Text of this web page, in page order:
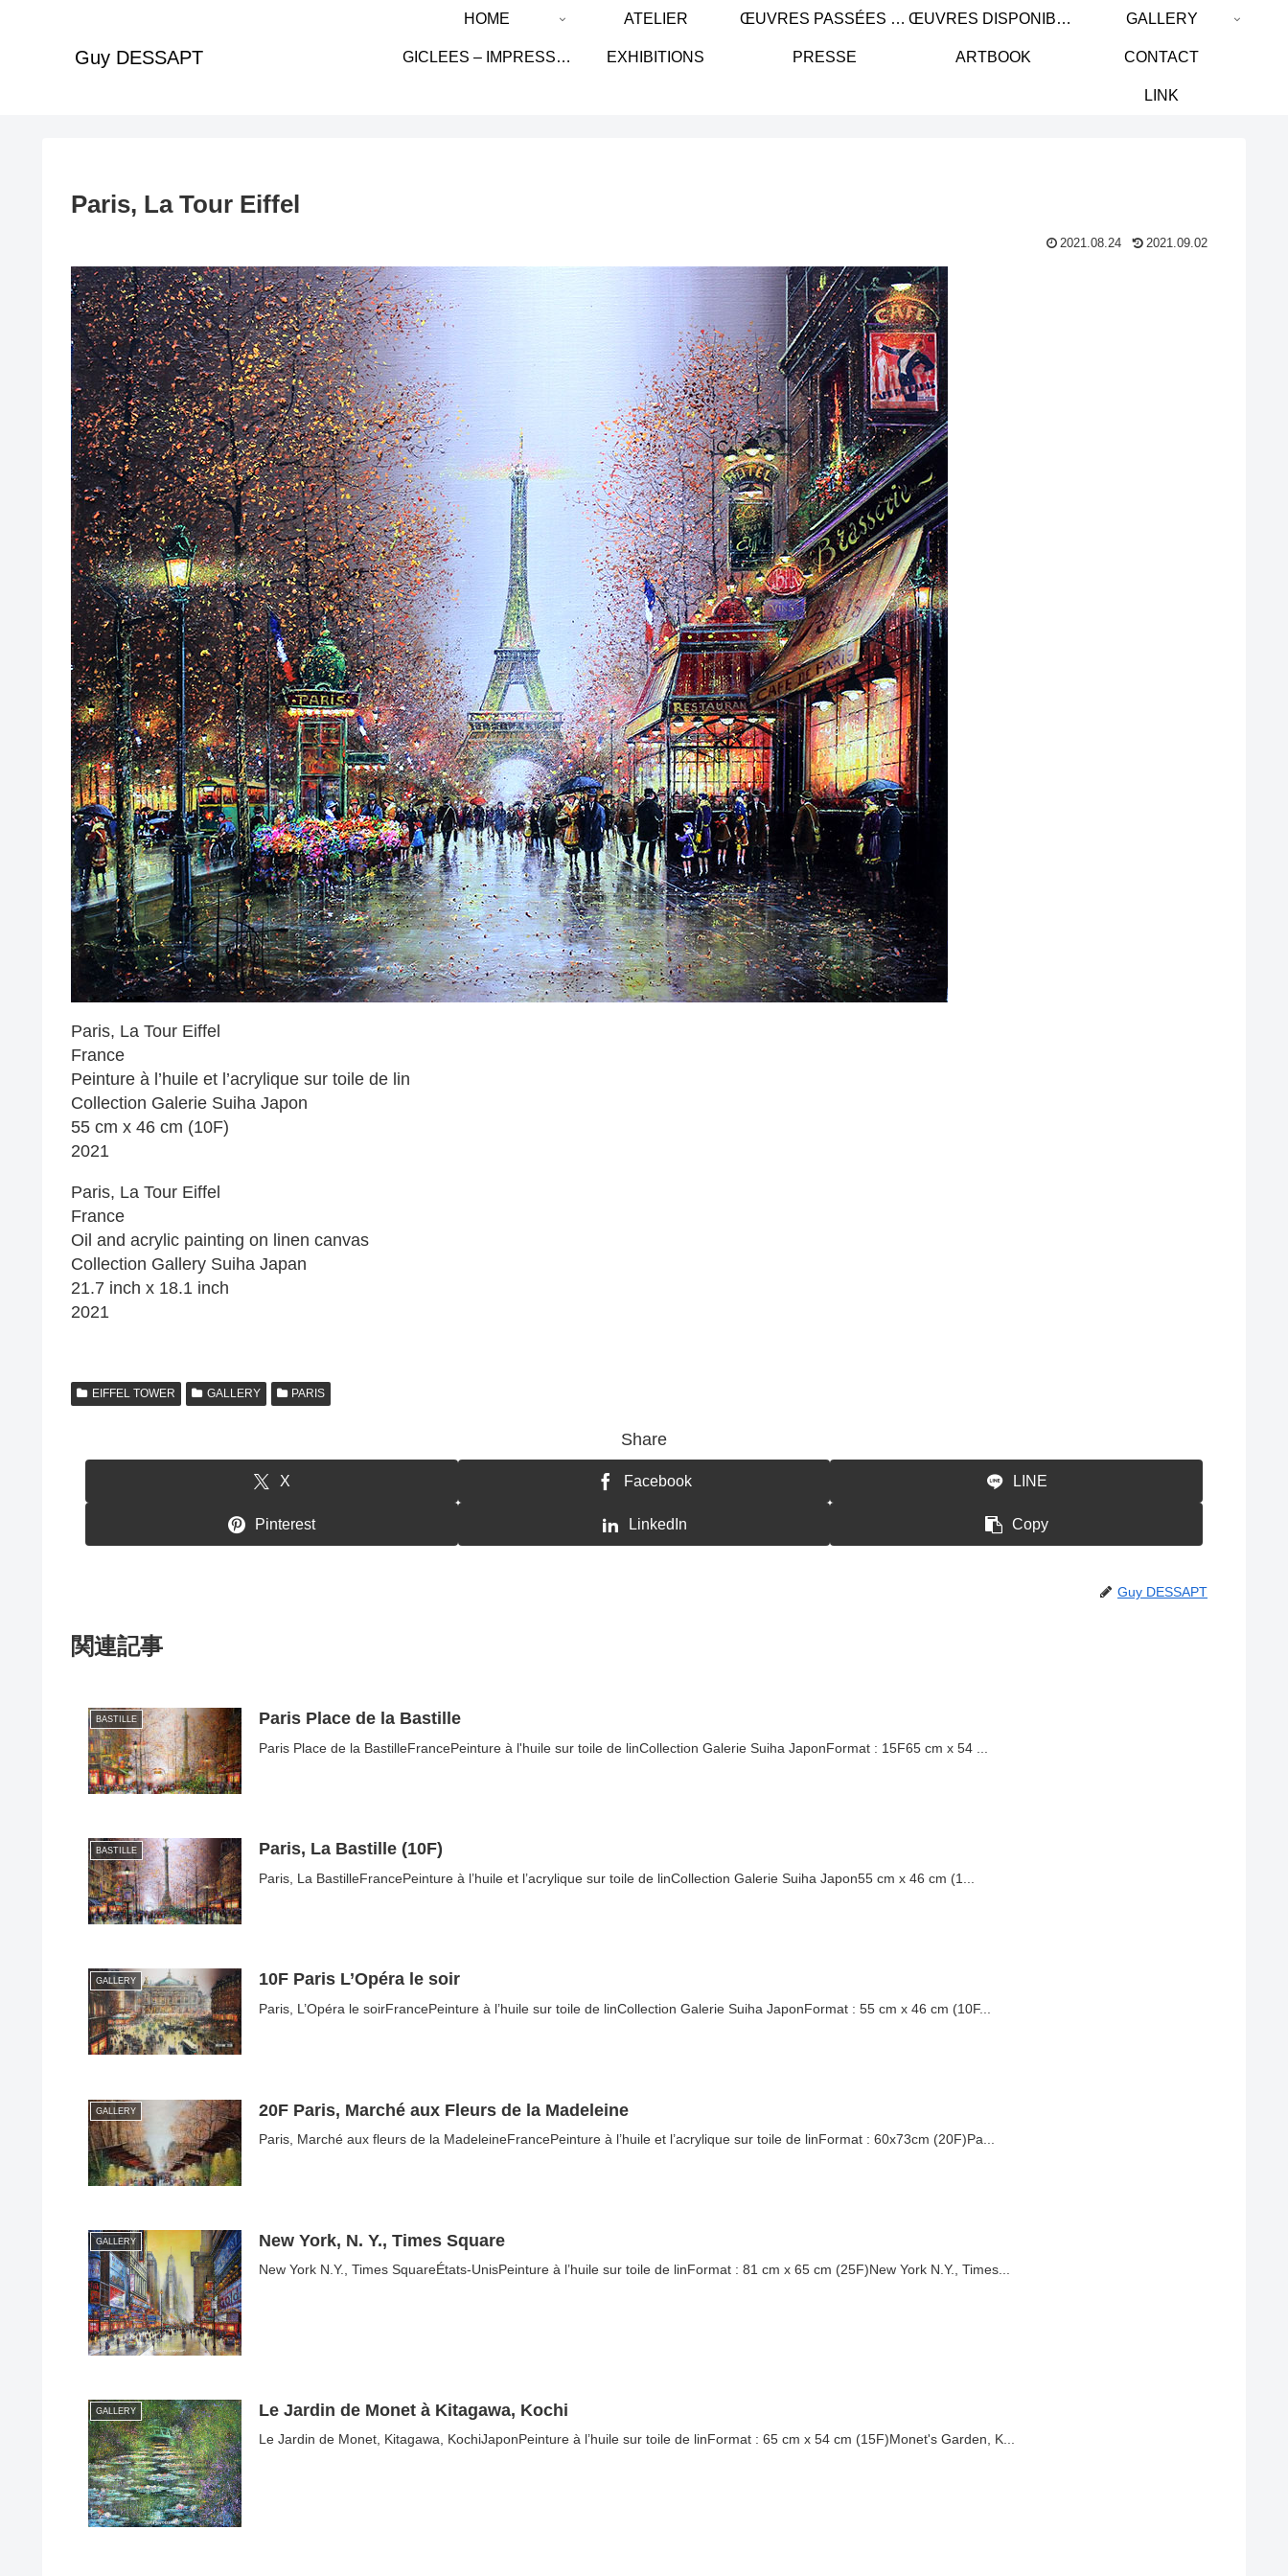
Guy DESSAPT
HOME ATELIER ŒUVRES PASSÉES / PAST WORK ŒUVRES DISPONIBLES / AVAILABLE WORKS GALLERY
GICLEES – IMPRESSION SUR TOILE DE LIN/ IMPRESSION ON LINEN CANVAS EXHIBITIONS PRESSE ARTBOOK CONTACT
LINK
Paris, La Tour Eiffel
2021.08.24 2021.09.02
Paris, La Tour Eiffel
France
Peinture à l’huile et l’acrylique sur toile de lin
Collection Galerie Suiha Japon
55 cm x 46 cm (10F)
2021
Paris, La Tour Eiffel
France
Oil and acrylic painting on linen canvas
Collection Gallery Suiha Japan
21.7 inch x 18.1 inch
2021
EIFFEL TOWER GALLERY PARIS
Share
X Facebook LINE
Pinterest LinkedIn Copy
Guy DESSAPT
関連記事
BASTILLE Paris Place de la Bastille
Paris Place de la BastilleFrancePeinture à l'huile sur toile de linCollection Galerie Suiha JaponFormat : 15F65 cm x 54 ...
BASTILLE Paris, La Bastille (10F)
Paris, La BastilleFrancePeinture à l’huile et l’acrylique sur toile de linCollection Galerie Suiha Japon55 cm x 46 cm (1...
GALLERY 10F Paris L’Opéra le soir
Paris, L’Opéra le soirFrancePeinture à l’huile sur toile de linCollection Galerie Suiha JaponFormat : 55 cm x 46 cm (10F...
GALLERY 20F Paris, Marché aux Fleurs de la Madeleine
Paris, Marché aux fleurs de la MadeleineFrancePeinture à l’huile et l’acrylique sur toile de linFormat : 60x73cm (20F)Pa...
GALLERY New York, N. Y., Times Square
New York N.Y., Times SquareÉtats-UnisPeinture à l’huile sur toile de linFormat : 81 cm x 65 cm (25F)New York N.Y., Times...
GALLERY Le Jardin de Monet à Kitagawa, Kochi
Le Jardin de Monet, Kitagawa, KochiJaponPeinture à l’huile sur toile de linFormat : 65 cm x 54 cm (15F)Monet's Garden, K...